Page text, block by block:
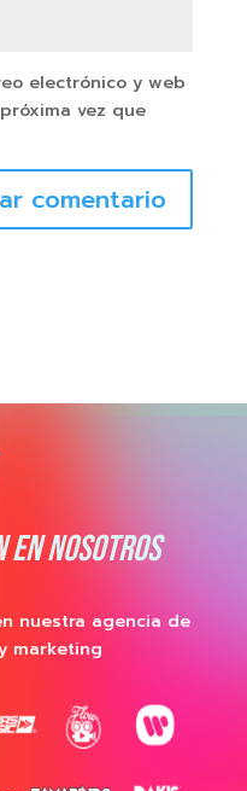
electrónico y web
vez que
comentario
EN NOSOTROS
nuestra agencia de
marketing